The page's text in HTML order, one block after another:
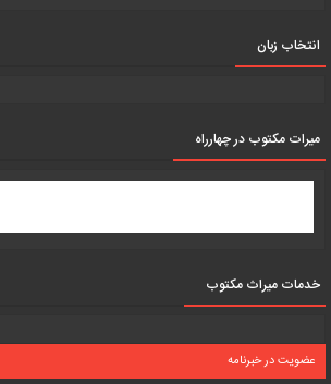
انتخاب زبان
میرات مکتوب در چهارراه
خدمات میراث مکتوب
عضویت در خبرنامه